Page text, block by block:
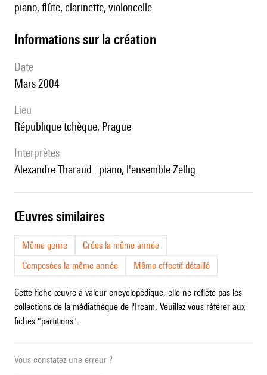
piano, flûte, clarinette, violoncelle
informations sur la création
date
Mars 2004
lieu
République tchèque, Prague
interprètes
Alexandre Tharaud : piano, l'ensemble Zellig.
œuvres similaires
Même genre
Crées la même année
Composées la même année
Même effectif détaillé
Cette fiche œuvre a valeur encyclopédique, elle ne reflète pas les
collections de la médiathèque de l'Ircam. Veuillez vous référer aux
fiches "partitions".
Vous constatez une erreur ?